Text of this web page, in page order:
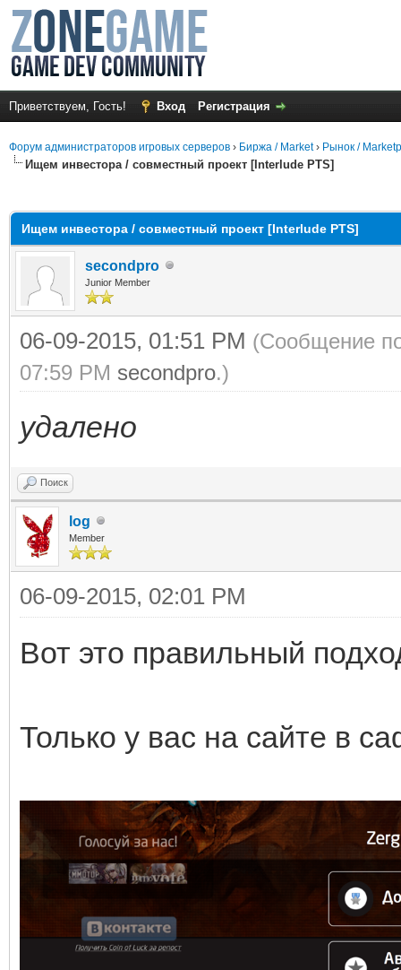
Приветствуем, Гость! Вход Регистрация
Форум администраторов игровых серверов › Биржа / Market› Рынок /
Ищем инвестора / совместный проект [Interlude PTS]
Ищем инвестора / совместный проект [Interlude PTS]
secondpro
Junior Member
06-09-2015, 01:51 PM (Сообщение
07:59 PM secondpro.)
удалено
Поиск
log
Member
06-09-2015, 02:01 PM
Вот это правильный
Только у вас на сайте в